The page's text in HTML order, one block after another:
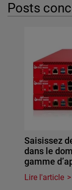
Posts
Saisissez
dans le
gamme
Lire l'article